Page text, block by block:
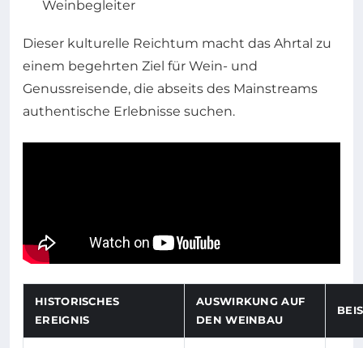
Weinbegleiter
Dieser kulturelle Reichtum macht das Ahrtal zu
einem begehrten Ziel für Wein- und
Genussreisende, die abseits des Mainstreams
authentische Erlebnisse suchen.
HISTORISCHES
EREIGNIS
AUSWIRKUNG AUF
DEN WEINBAU